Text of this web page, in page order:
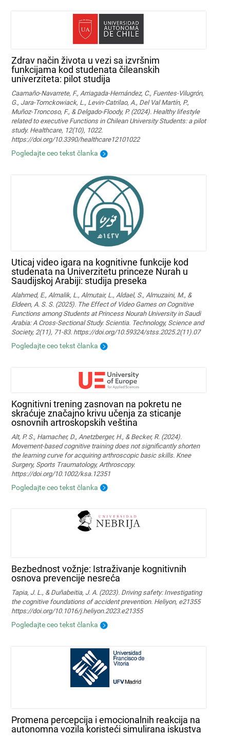
Zdrav način života u vezi sa izvršnim
funkcijama kod studenata čileanskih
univerziteta: pilot studija
Caamaño-Navarrete, F., Arriagada-Hernández, C., Fuentes-Vilugrón,
G., Jara-Tomckowiack, L., Levin-Catrilao, A., Del Val Martín, P.,
Muñoz-Troncoso, F., & Delgado-Floody, P. (2024). Healthy lifestyle
related to executive Functions in Chilean University Students: a pilot
study. Healthcare, 12(10), 1022.
https://doi.org/10.3390/healthcare12101022
Pogledajte ceo tekst članka
Uticaj video igara na kognitivne funkcije kod
studenata na Univerzitetu princeze Nurah u
Saudijskoj Arabiji: studija preseka
Alahmed, E., Almalik, L., Almutair, L., Aldael, S., Almuzaini, M., &
Eldeen, A. S. S. (2025). The Effect of Video Games on Cognitive
Functions among Students at Princess Nourah University in Saudi
Arabia: A Cross-Sectional Study. Scientia. Technology, Science and
Society, 2(11), 71-83. https://doi.org/10.59324/stss.2025.2(11).07
Pogledajte ceo tekst članka
Kognitivni trening zasnovan na pokretu ne
skraćuje značajno krivu učenja za sticanje
osnovnih artroskopskih veština
Alt, P. S., Hamacher, D., Anetzberger, H., & Becker, R. (2024).
Movement‐based cognitive training does not significantly shorten
the learning curve for acquiring arthroscopic basic skills. Knee
Surgery, Sports Traumatology, Arthroscopy.
https://doi.org/10.1002/ksa.12351
Pogledajte ceo tekst članka
Bezbednost vožnje: Istraživanje kognitivnih
osnova prevencije nesreća
Tapia, J. L., & Duñabeitia, J. A. (2023). Driving safety: Investigating
the cognitive foundations of accident prevention. Heliyon, e21355
https://doi.org/10.1016/j.heliyon.2023.e21355
Pogledajte ceo tekst članka
Promena percepcija i emocionalnih reakcija na
autonomna vozila koristeći simulirana iskustva